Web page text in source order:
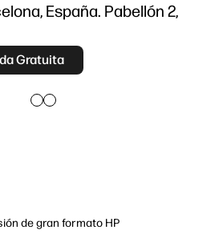
un experto de
un experto de
España. Pabellón 2,
Gratuita
de gran formato HP